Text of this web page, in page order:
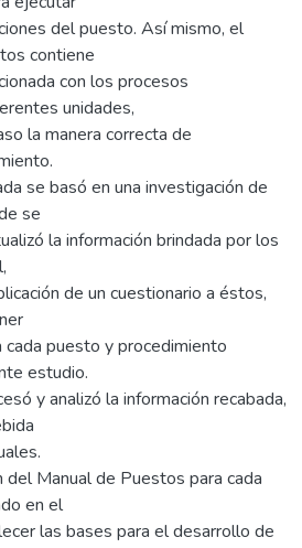
del puesto. Así mismo, el
contiene
con los procesos
unidades,
la manera correcta de
se basó en una investigación de
se
la información brindada por los
de un cuestionario a éstos,
cada puesto y procedimiento
estudio.
y analizó la información recabada,
Manual de Puestos para cada
en el
las bases para el desarrollo de